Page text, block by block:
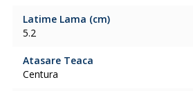
Latime Lama (cm)
5.2
Atasare Teaca
Centura